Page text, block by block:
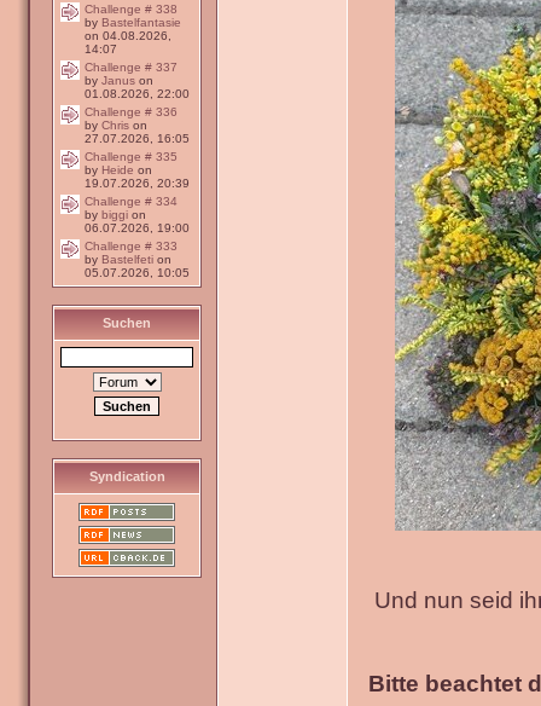
Challenge # 338
by Bastelfantasie
on 04.08.2026,
14:07
Challenge # 337
by Janus on
01.08.2026, 22:00
Challenge # 336
by Chris on
27.07.2026, 16:05
Challenge # 335
by Heide on
19.07.2026, 20:39
Challenge # 334
by biggi on
06.07.2026, 19:00
Challenge # 333
by Bastelfeti on
05.07.2026, 10:05
Suchen
Syndication
Und nun seid
Bitte beachtet